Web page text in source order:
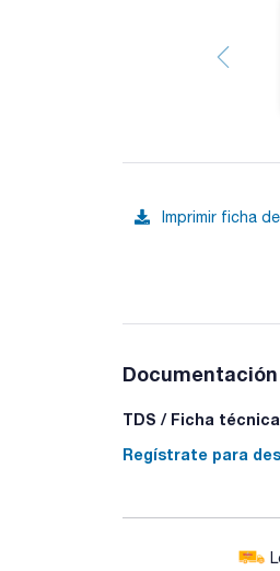
Imprimir ficha
TDS / Ficha técnica
Regístrate para